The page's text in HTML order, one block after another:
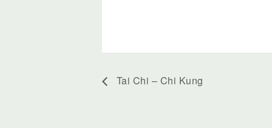
Tai Chi – Chi Kung